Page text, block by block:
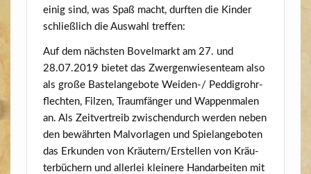
einig sind, was Spaß macht, durf­ten die Kin­der
schließ­lich die Aus­wahl treffen:
Auf dem nächs­ten Bovel­markt am 27. und
28.07.2019 bie­tet das Zwer­gen­wie­sen­team also
als gro­ße Bas­te­l­an­ge­bo­te Wei­den-/ Ped­dig­rohr­
flech­ten, Fil­zen, Traum­fän­ger und Wap­pen­ma­len
an. Als Zeit­ver­treib zwi­schen­durch wer­den neben
den bewähr­ten Mal­vor­la­gen und Spiel­an­ge­bo­ten
das Erkun­den von Kräutern/​Erstel­len von Kräu­
ter­bü­chern und aller­lei klei­ne­re Hand­ar­bei­ten mit